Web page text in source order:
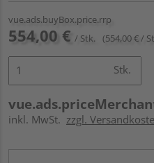
vue.ads.buyBox.price.rrp
554,00 € / Stk. (554,00 € /
Stk.
inkl. MwSt. zzgl.